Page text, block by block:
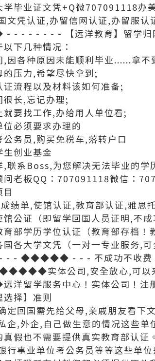
学毕业证文凭+Q微707091118办
文凭认证,办留信网认证,办留服
- - - - - - 【远洋教育】留学
下几种情况：
各种原因未能顺利毕业......拿不
压力,希望尽快拿到;
流程以及材料该如何准备;
长,忘记办理;
要找工作,办给用人单位看;
必须要求办理的
务员,购买免税车,落转户口
创业基金
,联系Boss,为您解决无法毕业的学
问老板QQ：707091118微信：
绩单,使馆认证,教育部认证,雅思
公证（即留学回国人员证明,不成
育部学历学位认证（教育部存档！
国各大学文凭（一对一专业服务,可
- - ◆◆◆◆◆ - - - 不成功不收
实体公司,安全放心,可
留学服务中心！实体公司！
选择】准则
定回国需先给父母,亲戚朋友看下
企,外企,自己做生意的情况这些
真假也不需要提供真实教育部认
行事业单位考公务员等等这些单